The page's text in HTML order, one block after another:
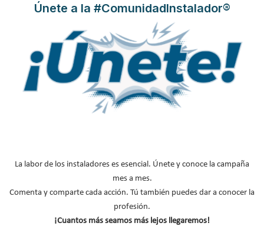
Descarga la cabecera de Linkedin
Descarga la cabecera de X
Únete a la #ComunidadInstalador®
La labor de los instaladores es esencial. Únete y conoce la campaña
mes a mes.
Comenta y comparte cada acción. Tú también puedes dar a conocer la
profesión.
¡Cuantos más seamos más lejos llegaremos!